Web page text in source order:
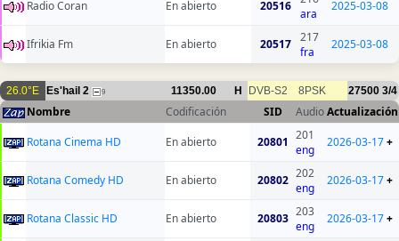
Radio Coran En abierto 20516
ara
2025-03-08
Ifrikia Fm En abierto 20517
217
fra
2025-03-08
26.0°E Es'hail 2 9 11350.00 H DVB-S2 8PSK 27500 3/4
Nombre Codificación SID AudioActualización
Rotana Cinema HD
En abierto 20801 201
eng
2026-03-17+
Rotana Comedy HD En abierto 20802 202
eng
2026-03-17+
Rotana Classic HD En abierto 20803 203
eng
2026-03-17+